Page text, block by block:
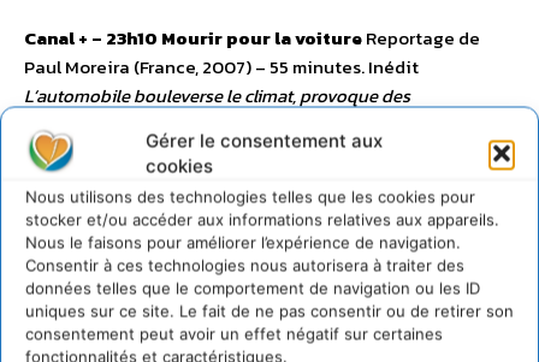
Gérer le consentement aux
cookies
Nous utilisons des technologies telles que les cookies pour
stocker et/ou accéder aux informations relatives aux appareils.
Nous le faisons pour améliorer l’expérience de navigation.
Consentir à ces technologies nous autorisera à traiter des
données telles que le comportement de navigation ou les ID
uniques sur ce site. Le fait de ne pas consentir ou de retirer son
consentement peut avoir un effet négatif sur certaines
fonctionnalités et caractéristiques.
Canal + – 23h10 Mourir pour la voitureReportage de
Paul Moreira (France, 2007) – 55 minutes. Inédit
L’automobile bouleverse le climat, provoque des
inondations, des typhons, tandis que les climatologues
réclament des réactions urgentes. Alors pourquoi le plus gros
pays producteur de gaz à effets de serre, les Etats-Unis, tarde-
t-il à prendre des mesures ?Le film de Paul Moreira met en
lumière l’énorme machine manipulatrice qui entoure le
président Bush. Des hommes, payés par l’industrie
automobile et pétrolière, instillent le doute pour retarder
les inévitables mesures ; ils ont déjà fait perdre huit ans à
la planète. L’enquête se poursuit à Pékin, qui accueille